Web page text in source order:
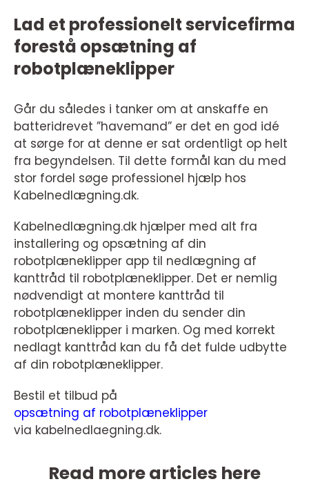
Lad et professionelt servicefirma
forestå opsætning af
robotplæneklipper
Går du således i tanker om at anskaffe en
batteridrevet ”havemand” er det en god idé
at sørge for at denne er sat ordentligt op helt
fra begyndelsen. Til dette formål kan du med
stor fordel søge professionel hjælp hos
Kabelnedlægning.dk.
Kabelnedlægning.dk hjælper med alt fra
installering og opsætning af din
robotplæneklipper app til nedlægning af
kanttråd til robotplæneklipper. Det er nemlig
nødvendigt at montere kanttråd til
robotplæneklipper inden du sender din
robotplæneklipper i marken. Og med korrekt
nedlagt kanttråd kan du få det fulde udbytte
af din robotplæneklipper.
Bestil et tilbud på
opsætning af robotplæneklipper
via kabelnedlaegning.dk.
Read more articles here